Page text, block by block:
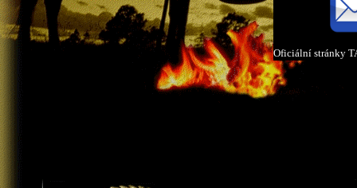
Oficiální stránky